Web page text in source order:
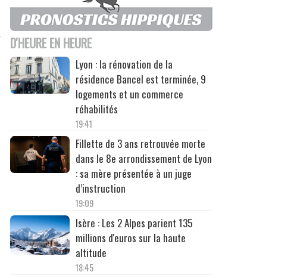
D'HEURE EN HEURE
Lyon : la rénovation de la
résidence Bancel est terminée, 9
logements et un commerce
réhabilités
19:41
Fillette de 3 ans retrouvée morte
dans le 8e arrondissement de Lyon
: sa mère présentée à un juge
d’instruction
19:09
Isère : Les 2 Alpes parient 135
millions d'euros sur la haute
altitude
18:45